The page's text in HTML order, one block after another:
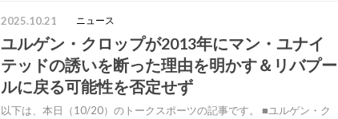
2025.10.21 ニュース
ユルゲン・クロップが2013年にマン・ユナイ
テッドの誘いを断った理由を明かす＆リバプー
ルに戻る可能性を否定せず
以下は、本日（10/20）のトークスポーツの記事です。 ■ユルゲン・ク